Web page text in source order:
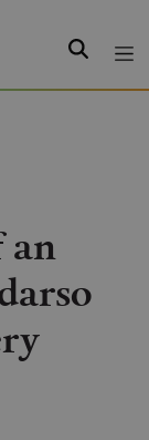
Search
an